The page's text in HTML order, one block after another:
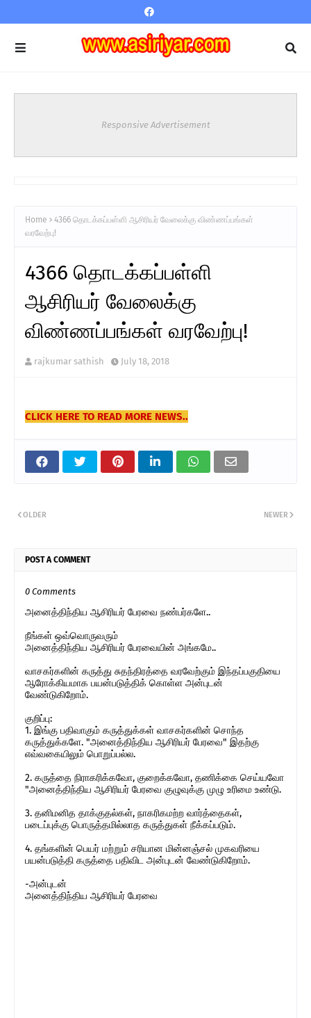
Responsive Advertisement
Home
4366 தொடக்கப்பள்ளி ஆசிரியர் வேலைக்கு விண்ணப்பங்கள்
வரவேற்பு!
4366 தொடக்கப்பள்ளி
ஆசிரியர் வேலைக்கு
விண்ணப்பங்கள் வரவேற்பு!
rajkumar sathish July 18, 2018
CLICK HERE TO READ MORE NEWS..
NEWER
OLDER
POST A COMMENT
0 Comments
அனைத்திந்திய ஆசிரியர் பேரவை நண்பர்களே..
நீங்கள் ஒவ்வொருவரும்
அனைத்திந்திய ஆசிரியர் பேரவையின் அங்கமே..
வாசகர்களின் கருத்து சுதந்திரத்தை வரவேற்கும் இந்தப்பகுதியை
ஆரோக்கியமாக பயன்படுத்திக் கொள்ள அன்புடன்
வேண்டுகிறோம்.
குறிப்பு:
1. இங்கு பதிவாகும் கருத்துக்கள் வாசகர்களின் சொந்த
கருத்துக்களே. "அனைத்திந்திய ஆசிரியர் பேரவை" இதற்கு
எவ்வகையிலும் பொறுப்பல்ல.
2. கருத்தை நிராகரிக்கவோ, குறைக்கவோ, தணிக்கை செய்யவோ
"அனைத்திந்திய ஆசிரியர் பேரவை குழுவுக்கு முழு உரிமை உண்டு.
3. தனிமனித தாக்குதல்கள், நாகரிகமற்ற வார்த்தைகள்,
படைப்புக்கு பொருத்தமில்லாத கருத்துகள் நீக்கப்படும்.
4. தங்களின் பெயர் மற்றும் சரியான மின்னஞ்சல் முகவரியை
பயன்படுத்தி கருத்தை பதிவிட அன்புடன் வேண்டுகிறோம்.
-அன்புடன்
அனைத்திந்திய ஆசிரியர் பேரவை